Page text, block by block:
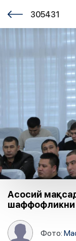
305431
Асосий
Фото: